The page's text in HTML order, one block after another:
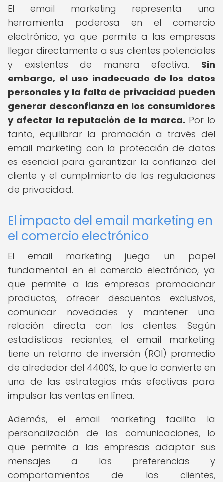
El email marketing representa una
herramienta poderosa en el comercio
electrónico, ya que permite a las empresas
llegar directamente a sus clientes potenciales
y existentes de manera efectiva. Sin
embargo, el uso inadecuado de los datos
personales y la falta de privacidad pueden
generar desconfianza en los consumidores
y afectar la reputación de la marca. Por lo
tanto, equilibrar la promoción a través del
email marketing con la protección de datos
es esencial para garantizar la confianza del
cliente y el cumplimiento de las regulaciones
de privacidad.
El impacto del email marketing en
el comercio electrónico
El email marketing juega un papel
fundamental en el comercio electrónico, ya
que permite a las empresas promocionar
productos, ofrecer descuentos exclusivos,
comunicar novedades y mantener una
relación directa con los clientes. Según
estadísticas recientes, el email marketing
tiene un retorno de inversión (ROI) promedio
de alrededor del 4400%, lo que lo convierte en
una de las estrategias más efectivas para
impulsar las ventas en línea.
Además, el email marketing facilita la
personalización de las comunicaciones, lo
que permite a las empresas adaptar sus
mensajes a las preferencias y
comportamientos de los clientes,